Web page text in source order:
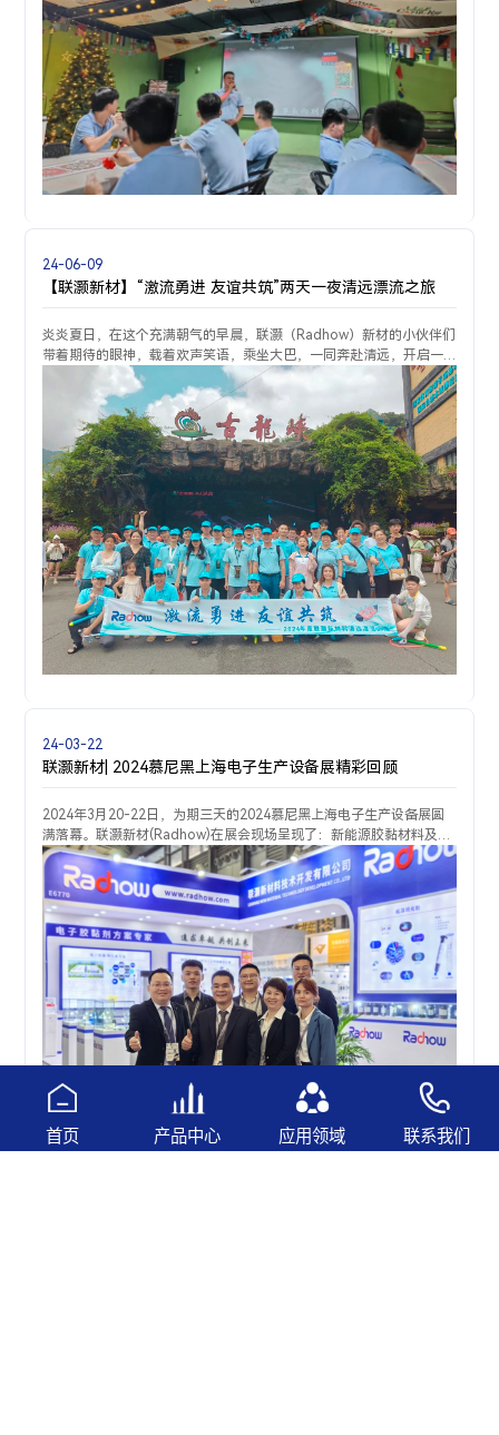
24-06-09
【联灏新材】“激流勇进 友谊共筑”两天一夜清远漂流之旅
炎炎夏日，在这个充满朝气的早晨，联灏（Radhow）新材的小伙伴们
带着期待的眼神，载着欢声笑语，乘坐大巴，一同奔赴清远，开启一
段难忘之旅......心跳与美景的交融云天波霸，一个悬浮在天际与峡谷之
间的梦幻之地；
24-03-22
联灏新材| 2024慕尼黑上海电子生产设备展精彩回顾
2024年3月20-22日，为期三天的2024慕尼黑上海电子生产设备展圆
满落幕。联灏新材(Radhow)在展会现场呈现了：新能源胶黏材料及工
艺整体解决方案、摄像模组胶黏材料
首页 产品中心 应用领域 联系我们